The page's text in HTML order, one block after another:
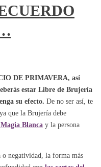
DE PRIMAVERA, así
estar Libre de Brujería
su efecto. De no ser así, te
que la Brujería debe
Blanca y la persona
o negatividad, la forma más